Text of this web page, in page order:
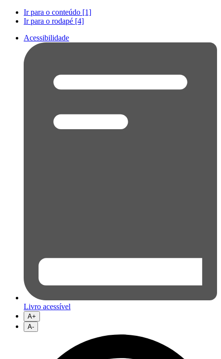
Ir para o conteúdo [1]
Ir para o rodapé [4]
Acessibilidade
Livro acessível
A+
A-